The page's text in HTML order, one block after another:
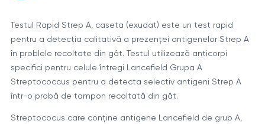
Testul Rapid Strep A, caseta (exudat) este un test rapid
pentru a detecția calitativă a prezenței antigenelor Strep A
în problele recoltate din gât. Testul utilizează anticorpi
specifici pentru celule întregi Lancefield Grupa A
Streptococcus pentru a detecta selectiv antigeni Strep A
într-o probă de tampon recoltată din gât.
Streptococus care conține antigene Lancefield de grup A,